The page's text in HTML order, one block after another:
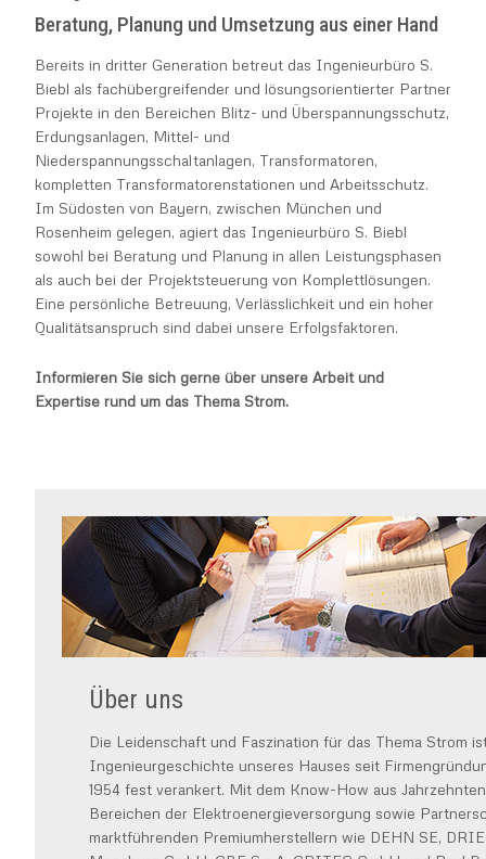
Beratung, Planung und Umsetzung aus einer Hand
Bereits in dritter Generation betreut das Ingenieurbüro S.
Biebl als fachübergreifender und lösungsorientierter Partner
Projekte in den Bereichen Blitz- und Überspannungsschutz,
Erdungsanlagen, Mittel- und
Niederspannungsschaltanlagen, Transformatoren,
kompletten Transformatorenstationen und Arbeitsschutz.
Im Südosten von Bayern, zwischen München und
Rosenheim gelegen, agiert das Ingenieurbüro S. Biebl
sowohl bei Beratung und Planung in allen Leistungsphasen
als auch bei der Projektsteuerung von Komplettlösungen.
Eine persönliche Betreuung, Verlässlichkeit und ein hoher
Qualitätsanspruch sind dabei unsere Erfolgsfaktoren.
Informieren Sie sich gerne über unsere Arbeit und
Expertise rund um das Thema Strom.
Über uns
Die Leidenschaft und Faszination für das Thema Strom
Ingenieurgeschichte unseres Hauses seit
1954 fest verankert. Mit dem Know-How aus
Bereichen der Elektroenergieversorgung sowie
marktführenden Premiumherstellern wie DEHN SE,